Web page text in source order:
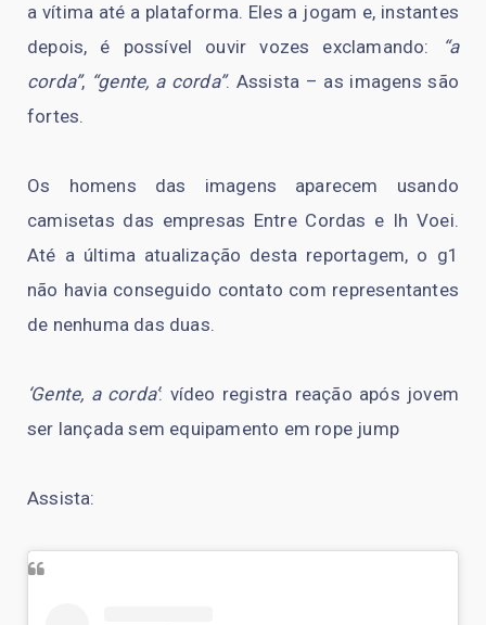
a vítima até a plataforma. Eles a jogam e, instantes
depois, é possível ouvir vozes exclamando:
“a
corda”, “gente, a corda”. Assista – as imagens são
fortes.
Os homens das imagens aparecem usando
camisetas das empresas Entre Cordas e Ih Voei.
Até a última atualização desta reportagem, o g1
não havia conseguido contato com representantes
de nenhuma das duas.
‘Gente, a corda’: vídeo registra reação após jovem
ser lançada sem equipamento em rope jump
Assista: